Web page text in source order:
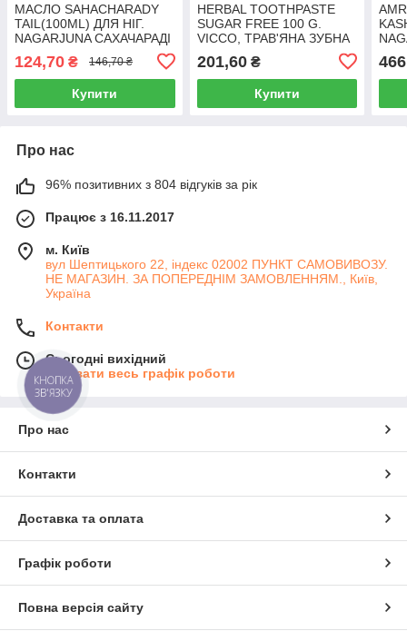
МАСЛО SAHACHARADY
TAIL(100ML) ДЛЯ НІГ.
NAGARJUNA САХАЧАРАДІ
124,70 ₴ 146,70 ₴
Купити
HERBAL TOOTHPASTE
SUGAR FREE 100 G.
VICCO, ТРАВ'ЯНА ЗУБНА
ПАСТА БЕЗ ЦУКРУ 100 ГР.
ВІКО
201,60₴
Купити
Про нас
96% позитивних з 804 відгуків за рік
Працює з 16.11.2017
м. Київ
вул Шептицького 22, індекс 02002 ПУНКТ САМОВИВОЗУ.
НЕ МАГАЗИН. ЗА ПОПЕРЕДНІМ ЗАМОВЛЕННЯМ., Київ,
Україна
Контакти
Сьогодні вихідний
Показати весь графік роботи
Про нас
Контакти
Доставка та оплата
Графік роботи
Повна версія сайту
КНОПКА
ЗВ'ЯЗКУ